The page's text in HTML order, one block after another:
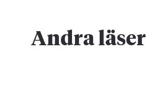
Andra läser